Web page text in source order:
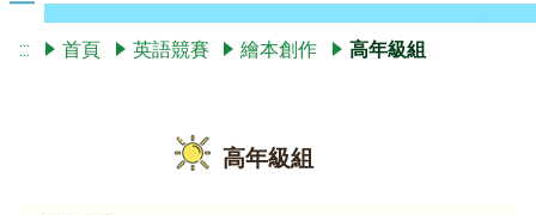
::: 首頁 英語競賽 繪本創作 高年級組
高年級組